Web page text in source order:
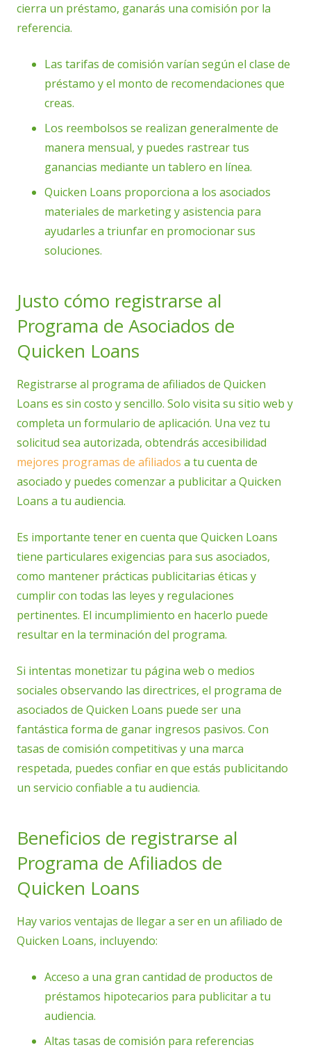
cierra un préstamo, ganarás una comisión por la
referencia.
Las tarifas de comisión varían según el clase de
préstamo y el monto de recomendaciones que
creas.
Los reembolsos se realizan generalmente de
manera mensual, y puedes rastrear tus
ganancias mediante un tablero en línea.
Quicken Loans proporciona a los asociados
materiales de marketing y asistencia para
ayudarles a triunfar en promocionar sus
soluciones.
Justo cómo registrarse al
Programa de Asociados de
Quicken Loans
Registrarse al programa de afiliados de Quicken
Loans es sin costo y sencillo. Solo visita su sitio web y
completa un formulario de aplicación. Una vez tu
solicitud sea autorizada, obtendrás accesibilidad
mejores programas de afiliados a tu cuenta de
asociado y puedes comenzar a publicitar a Quicken
Loans a tu audiencia.
Es importante tener en cuenta que Quicken Loans
tiene particulares exigencias para sus asociados,
como mantener prácticas publicitarias éticas y
cumplir con todas las leyes y regulaciones
pertinentes. El incumplimiento en hacerlo puede
resultar en la terminación del programa.
Si intentas monetizar tu página web o medios
sociales observando las directrices, el programa de
asociados de Quicken Loans puede ser una
fantástica forma de ganar ingresos pasivos. Con
tasas de comisión competitivas y una marca
respetada, puedes confiar en que estás publicitando
un servicio confiable a tu audiencia.
Beneficios de registrarse al
Programa de Afiliados de
Quicken Loans
Hay varios ventajas de llegar a ser en un afiliado de
Quicken Loans, incluyendo:
Acceso a una gran cantidad de productos de
préstamos hipotecarios para publicitar a tu
audiencia.
Altas tasas de comisión para referencias